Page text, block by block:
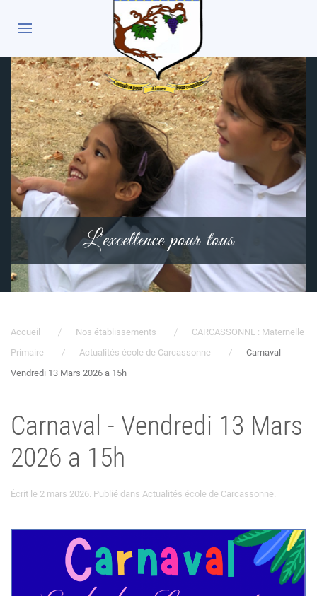
L'excellence pour tous
Accueil Nos établissements
CARCASSONNE : Maternelle
Primaire
Actualités école de Carcassonne
Carnaval -
Vendredi 13 Mars 2026 a 15h
Carnaval - Vendredi 13 Mars
2026 a 15h
Écrit le 2 mars 2026. Publié dans Actualités école de Carcassonne.